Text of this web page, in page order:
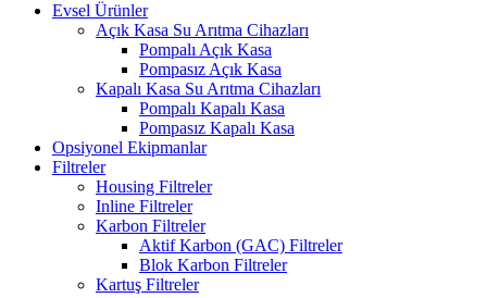
Evsel Ürünler
Açık Kasa Su Arıtma Cihazları
Pompalı Açık Kasa
Pompasız Açık Kasa
Kapalı Kasa Su Arıtma Cihazları
Pompalı Kapalı Kasa
Pompasız Kapalı Kasa
Opsiyonel Ekipmanlar
Filtreler
Housing Filtreler
Inline Filtreler
Karbon Filtreler
Aktif Karbon (GAC) Filtreler
Blok Karbon Filtreler
Kartuş Filtreler